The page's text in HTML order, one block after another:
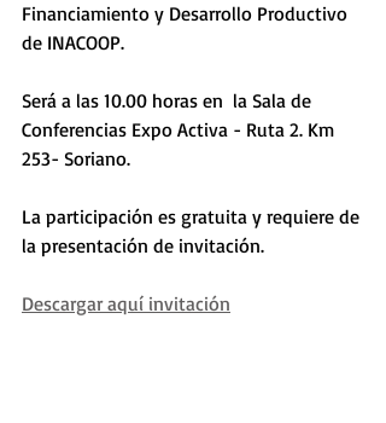
Financiamiento y Desarrollo Productivo
de INACOOP.
Será a las 10.00 horas en  la Sala de
Conferencias Expo Activa - Ruta 2. Km
253- Soriano.
La participación es gratuita y requiere de
la presentación de invitación.
Descargar aquí invitación